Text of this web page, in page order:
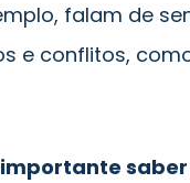
falam de
e conflitos,
importante